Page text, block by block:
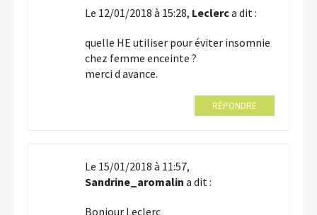
Le 12/01/2018 à 15:28, Leclerca dit :
quelle HE utiliser pour éviter insomnie
chez femme enceinte ?
merci d avance.
RÉPONDRE
Le 15/01/2018 à 11:57,
Sandrine_aromalin a dit :
Bonjour Leclerc